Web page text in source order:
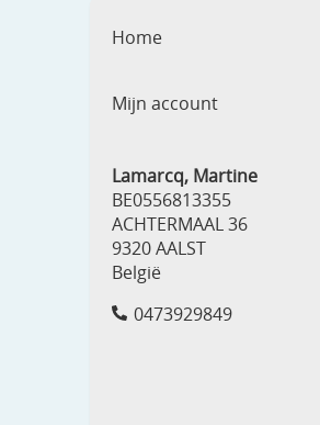
Home
Mijn account
Lamarcq, Martine
BE0556813355
ACHTERMAAL 36
9320 AALST
België
0473929849